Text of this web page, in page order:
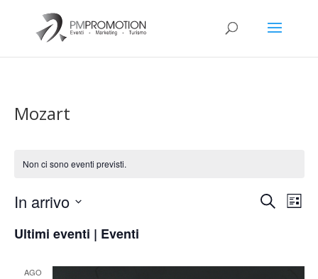
Mozart
Non ci sono eventi previsti.
Eventi
Cerca Lista
In arrivo
la
Ultimi eventi | Eventi
AGO